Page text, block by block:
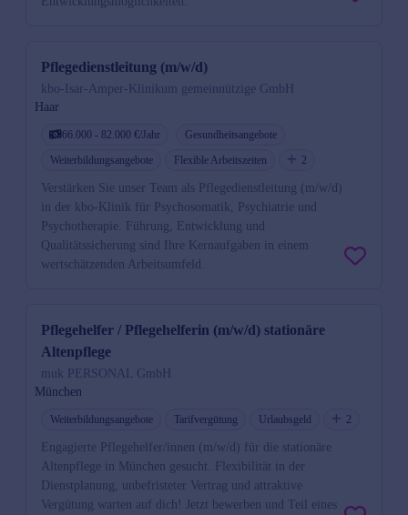
Pflegedienstleitung (m/w/d)
kbo-Isar-Amper-Klinikum gemeinnützige GmbH
Haar
66.000 - 82.000 €/Jahr
Gesundheitsangebote
Weiterbildungsangebote
Flexible Arbeitszeiten 2
Verstärken Sie unser Team als Pflegedienstleitung (m/w/d)
in der kbo-Klinik für Psychosomatik, Psychiatrie und
Psychotherapie. Führung, Entwicklung und
Qualitätssicherung sind Ihre Kernaufgaben in einem
wertschätzenden Arbeitsumfeld.
Pflegehelfer / Pflegehelferin (m/w/d) stationäre
Altenpflege
muk PERSONAL GmbH
München
Weiterbildungsangebote Tarifvergütung Urlaubsgeld 2
Engagierte Pflegehelfer/innen (m/w/d) für die stationäre
Altenpflege in München gesucht. Flexibilität in der
Dienstplanung, unbefristeter Vertrag und attraktive
Vergütung warten auf dich! Jetzt bewerben und Teil eines